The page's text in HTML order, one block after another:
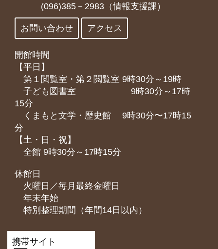
(096)385－2983（情報支援課）
お問い合わせ アクセス
開館時間
【平日】
第１閲覧室・第２閲覧室 9時30分～19時
子ども図書室 9時30分～17時
15分
くまもと⽂学・歴史館 9時30分〜17時15
分
【土・日・祝】
全館 9時30分～17時15分
休館日
火曜日／毎月最終金曜日
年末年始
特別整理期間（年間14日以内）
携帯サイト